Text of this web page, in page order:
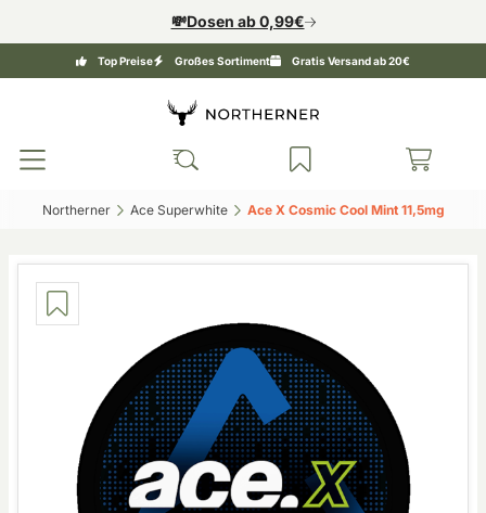
💸Dosen ab 0,99€
Top Preise Großes Sortiment Gratis Versand ab 20€
Northerner‎ Ace Superwhite‎ Ace X Cosmic Cool Mint 11,5mg‎